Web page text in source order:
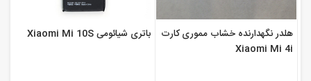
هلدر نگهدارنده خشاب مموری کارت
Xiaomi Mi 4i
باتری شیائومی Xiaomi Mi 10S